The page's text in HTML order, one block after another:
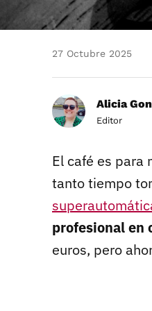
27 Octubre 2025
Alicia
Editor
El café es para
tanto tiempo
profesional en
euros, pero